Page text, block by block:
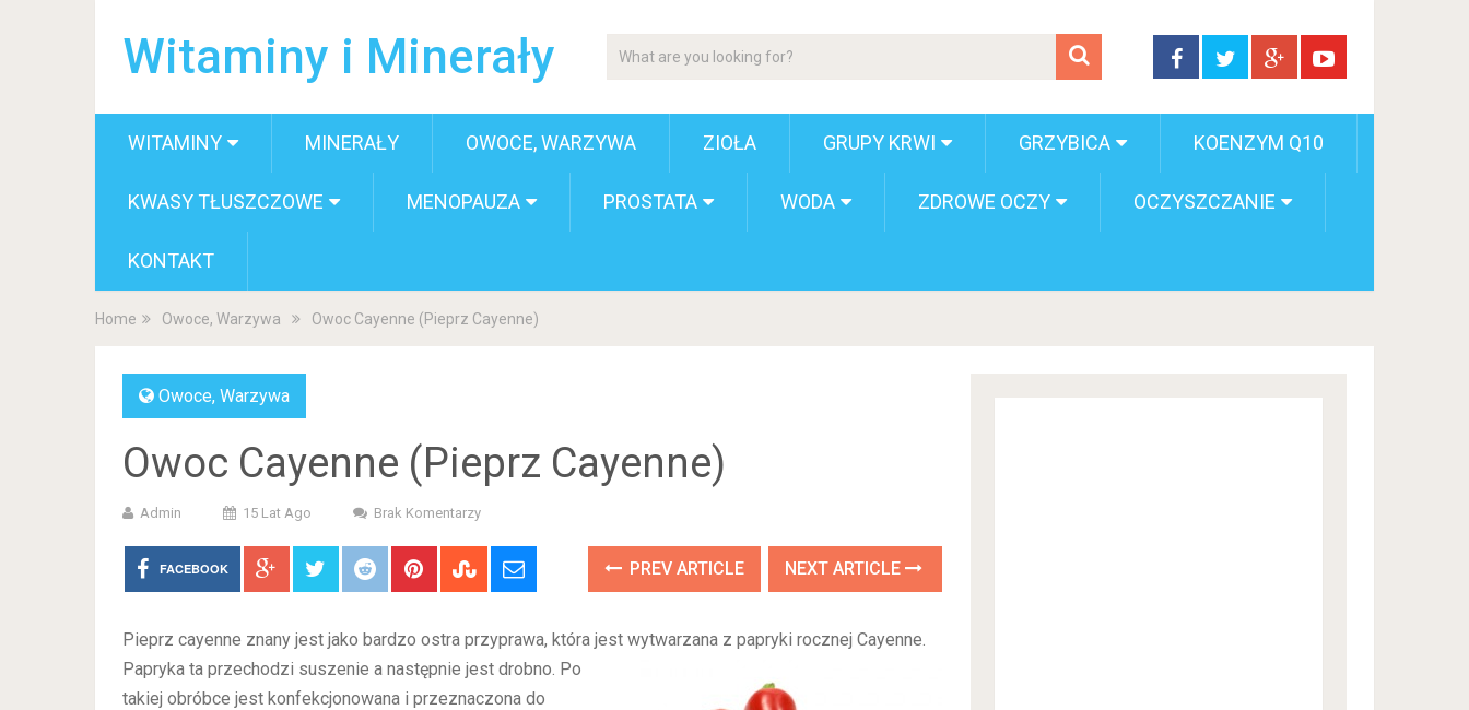
Witaminy i Minerały
WITAMINY MINERAŁY OWOCE, WARZYWA ZIOŁA GRUPY KRWI GRZYBICA KOENZYM Q10
KWASY TŁUSZCZOWE MENOPAUZA PROSTATA WODA ZDROWE OCZY OCZYSZCZANIE
KONTAKT
Home Owoce, Warzywa Owoc Cayenne (Pieprz Cayenne)
Owoce, Warzywa
Owoc Cayenne (Pieprz Cayenne)
Admin 15 Lat Ago Brak Komentarzy
FACEBOOK PREV ARTICLE NEXT ARTICLE
Pieprz cayenne znany jest jako bardzo ostra przyprawa, która jest wytwarzana z papryki rocznej Cayenne.
Papryka ta przechodzi suszenie a następnie jest drobno. Po
takiej obróbce jest konfekcjonowana i przeznaczona do